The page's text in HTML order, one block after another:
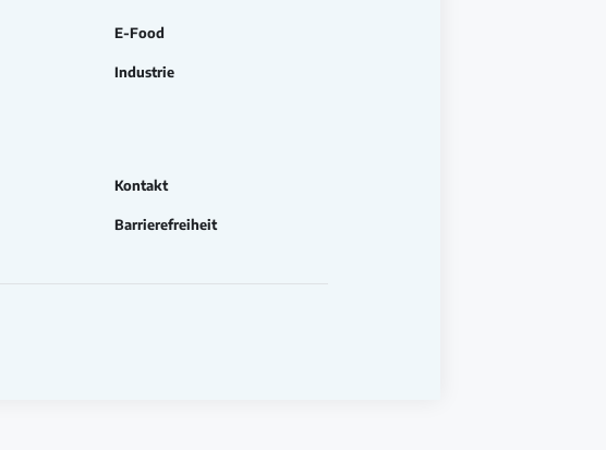
E-Food
Industrie
Kontakt
Barrierefreiheit